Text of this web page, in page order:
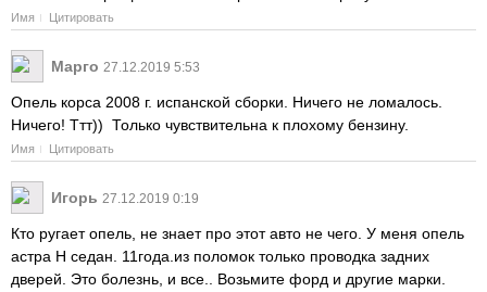
Имя Цитировать
Марго 27.12.2019 5:53
Опель корса 2008 г. испанской сборки. Ничего не ломалось.
Ничего! Ттт)) Только чувствительна к плохому бензину.
Имя Цитировать
Игорь 27.12.2019 0:19
Кто ругает опель, не знает про этот авто не чего. У меня опель
астра Н седан. 11года.из поломок только проводка задних
дверей. Это болезнь, и все.. Возьмите форд и другие марки.